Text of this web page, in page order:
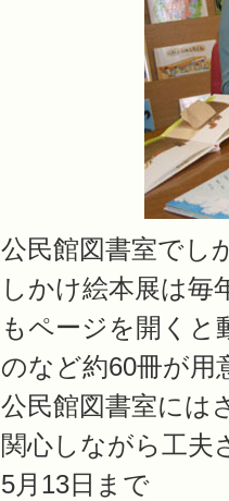
公民館図書室でし
しかけ絵本展は毎
もページを開く
のなど約60冊が用
公民館図書室には
関心しながら工
5月13日まで